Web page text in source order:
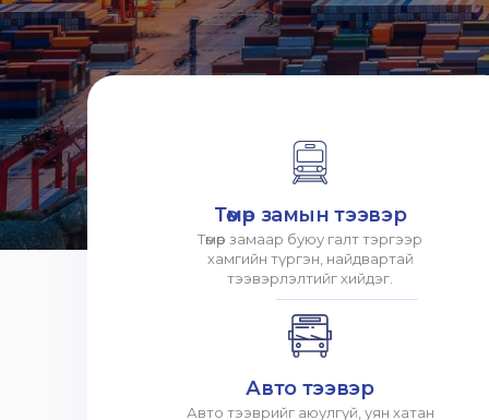
Төмөр замын тээвэр
Төмөр замаар буюу галт тэргээр
хамгийн түргэн, найдвартай
тээвэрлэлтийг хийдэг.
Авто тээвэр
Авто тээврийг аюулгүй, уян хатан